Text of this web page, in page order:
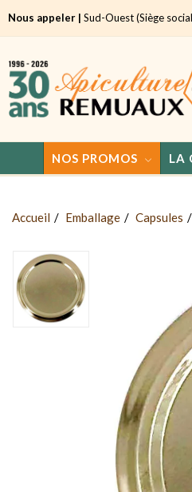
Nous appeler | Sud-Ouest (Siège
NOS PROMOS LA
Accueil Emballage Capsules